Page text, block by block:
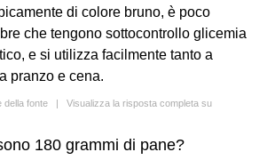
di colore bruno, è poco
che tengono sottocontrollo glicemia
e si utilizza facilmente tanto a
pranzo e cena.
della fonte | Visualizza la risposta completa su
180 grammi di pane?